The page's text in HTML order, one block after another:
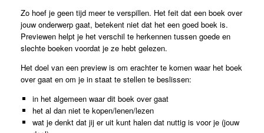
Zo hoef je geen tijd meer te verspillen. Het feit dat een boek over
jouw onderwerp gaat, betekent niet dat het een goed boek is.
Previewen helpt je het verschil te herkennen tussen goede en
slechte boeken voordat je ze hebt gelezen.
Het doel van een preview is om erachter te komen waar het boek
over gaat en om je in staat te stellen te beslissen:
in het algemeen waar dit boek over gaat
het al dan niet te kopen/lenen/lezen
wat je denkt dat jij er uit kunt halen dat nuttig is voor je (jouw